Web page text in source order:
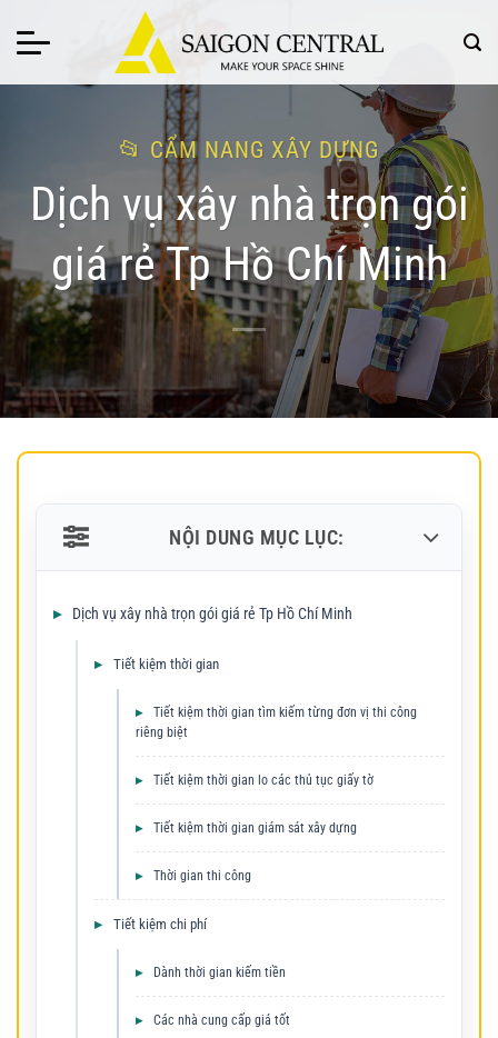
qua
CẨM NANG XÂY DỰNG
Dịch vụ xây nhà trọn gói
giá rẻ Tp Hồ Chí Minh
NỘI DUNG MỤC LỤC:
Dịch vụ xây nhà trọn gói giá rẻ Tp Hồ Chí Minh
Tiết kiệm thời gian
Tiết kiệm thời gian tìm kiếm từng đơn vị thi công
riêng biệt
Tiết kiệm thời gian lo các thủ tục giấy tờ
Tiết kiệm thời gian giám sát xây dựng
Thời gian thi công
Tiết kiệm chi phí
Dành thời gian kiếm tiền
Các nhà cung cấp giá tốt